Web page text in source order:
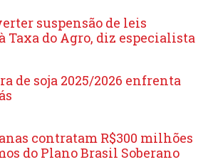
suspensão de leis
Taxa do Agro, diz especialista
de soja 2025/2026 enfrenta
contratam R$300 milhões
do Plano Brasil Soberano